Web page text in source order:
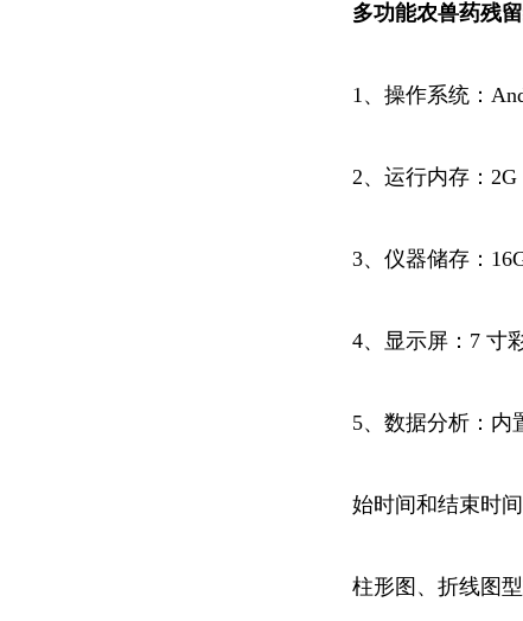
多功能农兽药残
1、操作系统：
2、运行内存：2G
3、仪器储存：
4、显示屏：7 寸
5、数据分析：内
始时间和结束时
柱形图、折线图